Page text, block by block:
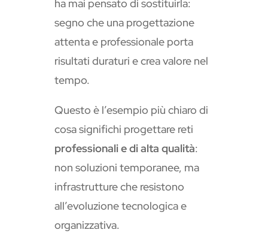
ha mai pensato di sostituirla:
segno che una progettazione
attenta e professionale porta
risultati duraturi e crea valore nel
tempo.
Questo è l’esempio più chiaro di
cosa significhi progettare reti
professionali e di alta qualità:
non soluzioni temporanee, ma
infrastrutture che resistono
all’evoluzione tecnologica e
organizzativa.